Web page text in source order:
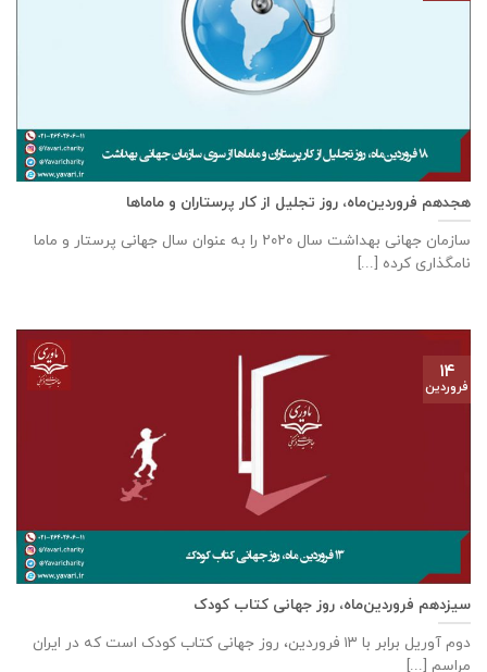
هجدهم فروردین‌ماه، روز تجلیل از کار پرستاران و ماماها
سازمان جهانی بهداشت سال ۲۰۲۰ را به عنوان سال جهانی پرستار و ماما
نامگذاری کرده [...]
سیزدهم فروردین‌ماه، روز جهانی کتاب کودک
دوم آوریل برابر با ۱۳ فروردین، روز جهانی کتاب کودک است که در ایران
مراسم [...]
۱۴
فروردین